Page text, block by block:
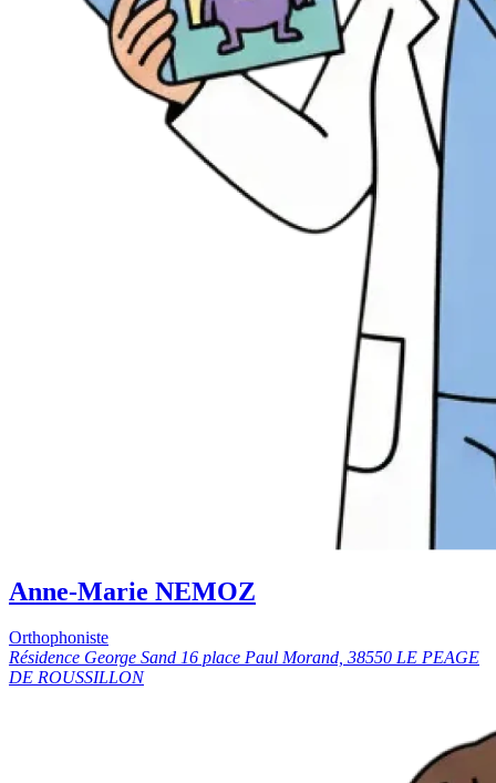
Anne-Marie NEMOZ
Orthophoniste
Résidence George Sand 16 place Paul Morand, 38550 LE PEAGE
DE ROUSSILLON